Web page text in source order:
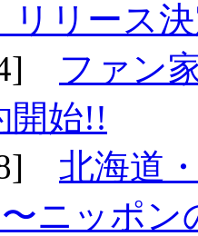
リリース
ファン
開始!!
北海道
〜ニッポ